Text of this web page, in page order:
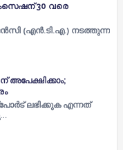
30 വരെ
(എന്‍.ടി.എ.) നടത്തുന്ന
അപേക്ഷിക്കാം;
ലഭിക്കുക എന്നത്